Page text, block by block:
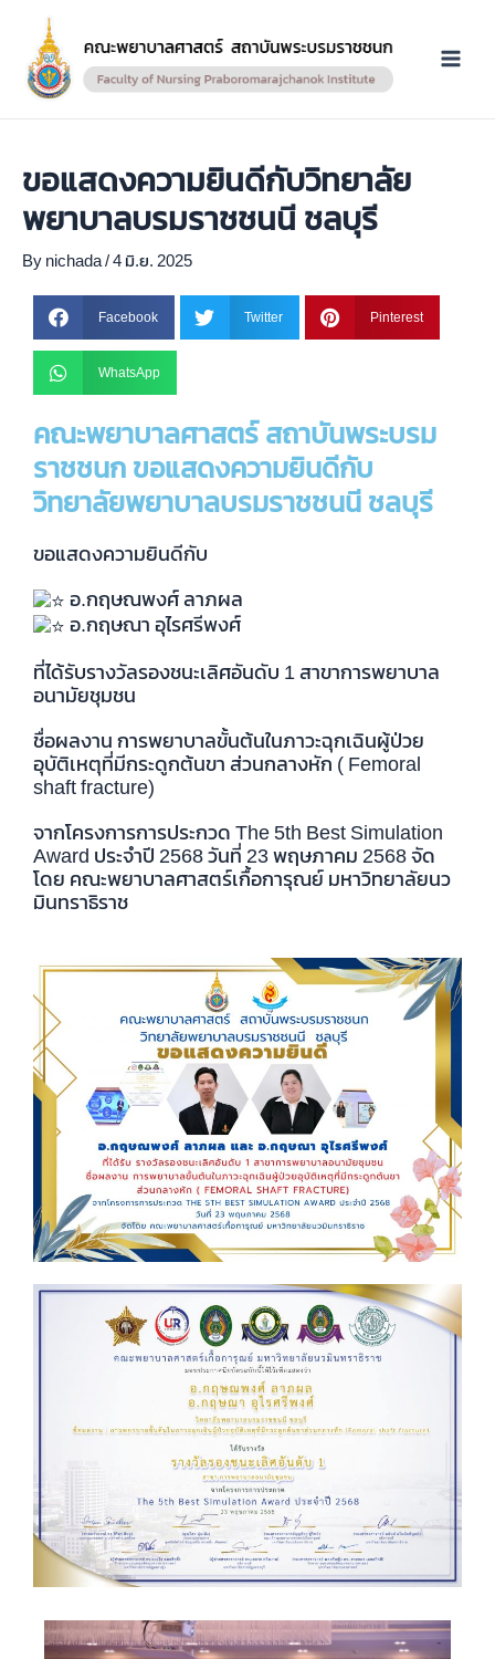
content
Menu
ขอแสดงความยินดีกับวิทยาลัย
พยาบาลบรมราชชนนี ชลบุรี
Bynichada/4 มิ.ย. 2025
Facebook Twitter Pinterest
WhatsApp
คณะพยาบาลศาสตร์ สถาบันพระบรม
ราชชนก ขอแสดงความยินดีกับ
วิทยาลัยพยาบาลบรมราชชนนี ชลบุรี
ขอแสดงความยินดีกับ
อ.กฤษณพงศ์ ลาภผล
อ.กฤษณา อุไรศรีพงศ์
ที่ได้รับรางวัลรองชนะเลิศอันดับ 1 สาขาการพยาบาล
อนามัยชุมชน
ชื่อผลงาน การพยาบาลขั้นต้นในภาวะฉุกเฉินผู้ป่วย
อุบัติเหตุที่มีกระดูกต้นขา ส่วนกลางหัก ( Femoral
shaft fracture)
จากโครงการการประกวด The 5th Best Simulation
Award ประจำปี 2568 วันที่ 23 พฤษภาคม 2568 จัด
โดย คณะพยาบาลศาสตร์เกื้อการุณย์ มหาวิทยาลัยนว
มินทราธิราช